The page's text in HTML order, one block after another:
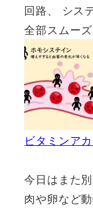
回路、 シス
全部スムー
ビタミンア
今日はまた別
肉や卵など